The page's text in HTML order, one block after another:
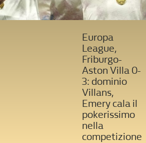
Europa
League,
Friburgo-
Aston Villa 0-
3: dominio
Villans,
Emery cala il
pokerissimo
nella
competizione